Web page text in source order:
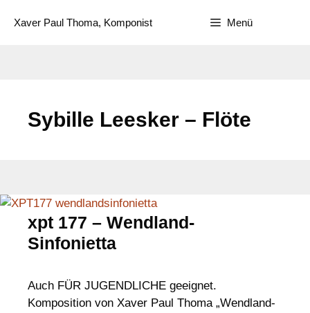
InhaltXaver Paul Thoma, Komponist Menü
Sybille Leesker – Flöte
xpt 177 – Wendland-
Sinfonietta
Auch FÜR JUGENDLICHE geeignet.
Komposition von Xaver Paul Thoma „Wendland-